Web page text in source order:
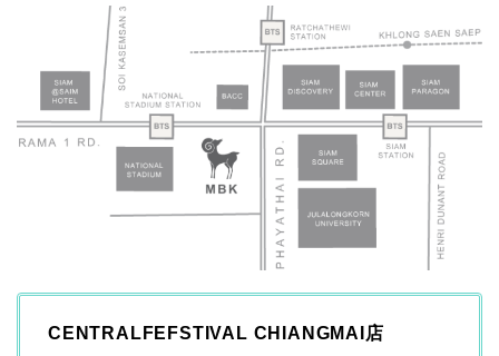
CENTRALFEFSTIVAL CHIANGMAI店